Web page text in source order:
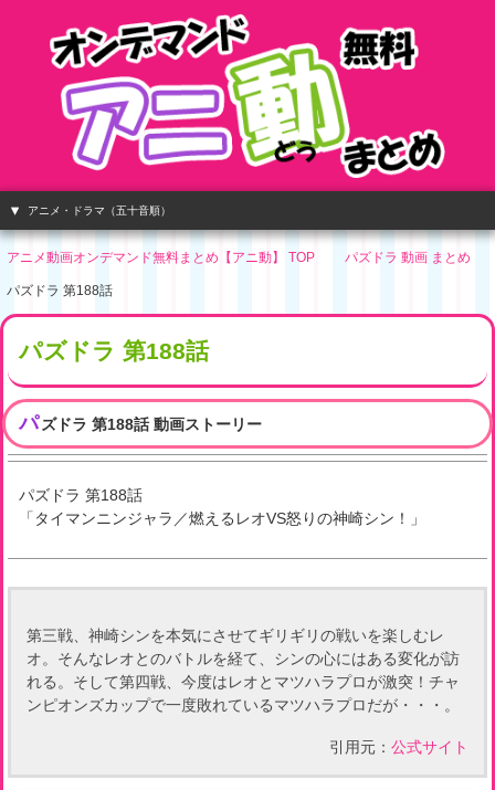
アニメ・ドラマ（五十音順）
アニメ動画オンデマンド無料まとめ【アニ動】 TOP パズドラ 動画 まとめ
パズドラ 第188話
パズドラ 第188話
パズドラ 第188話 動画ストーリー
パズドラ 第188話
「 タイマンニンジャラ／燃えるレオVS怒りの神崎シン！ 」
第三戦、神崎シンを本気にさせてギリギリの戦いを楽しむレ
オ。そんなレオとのバトルを経て、シンの心にはある変化が訪
れる。そして第四戦、今度はレオとマツハラプロが激突！チャ
ンピオンズカップで一度敗れているマツハラプロだが・・・。
引用元： 公式サイト